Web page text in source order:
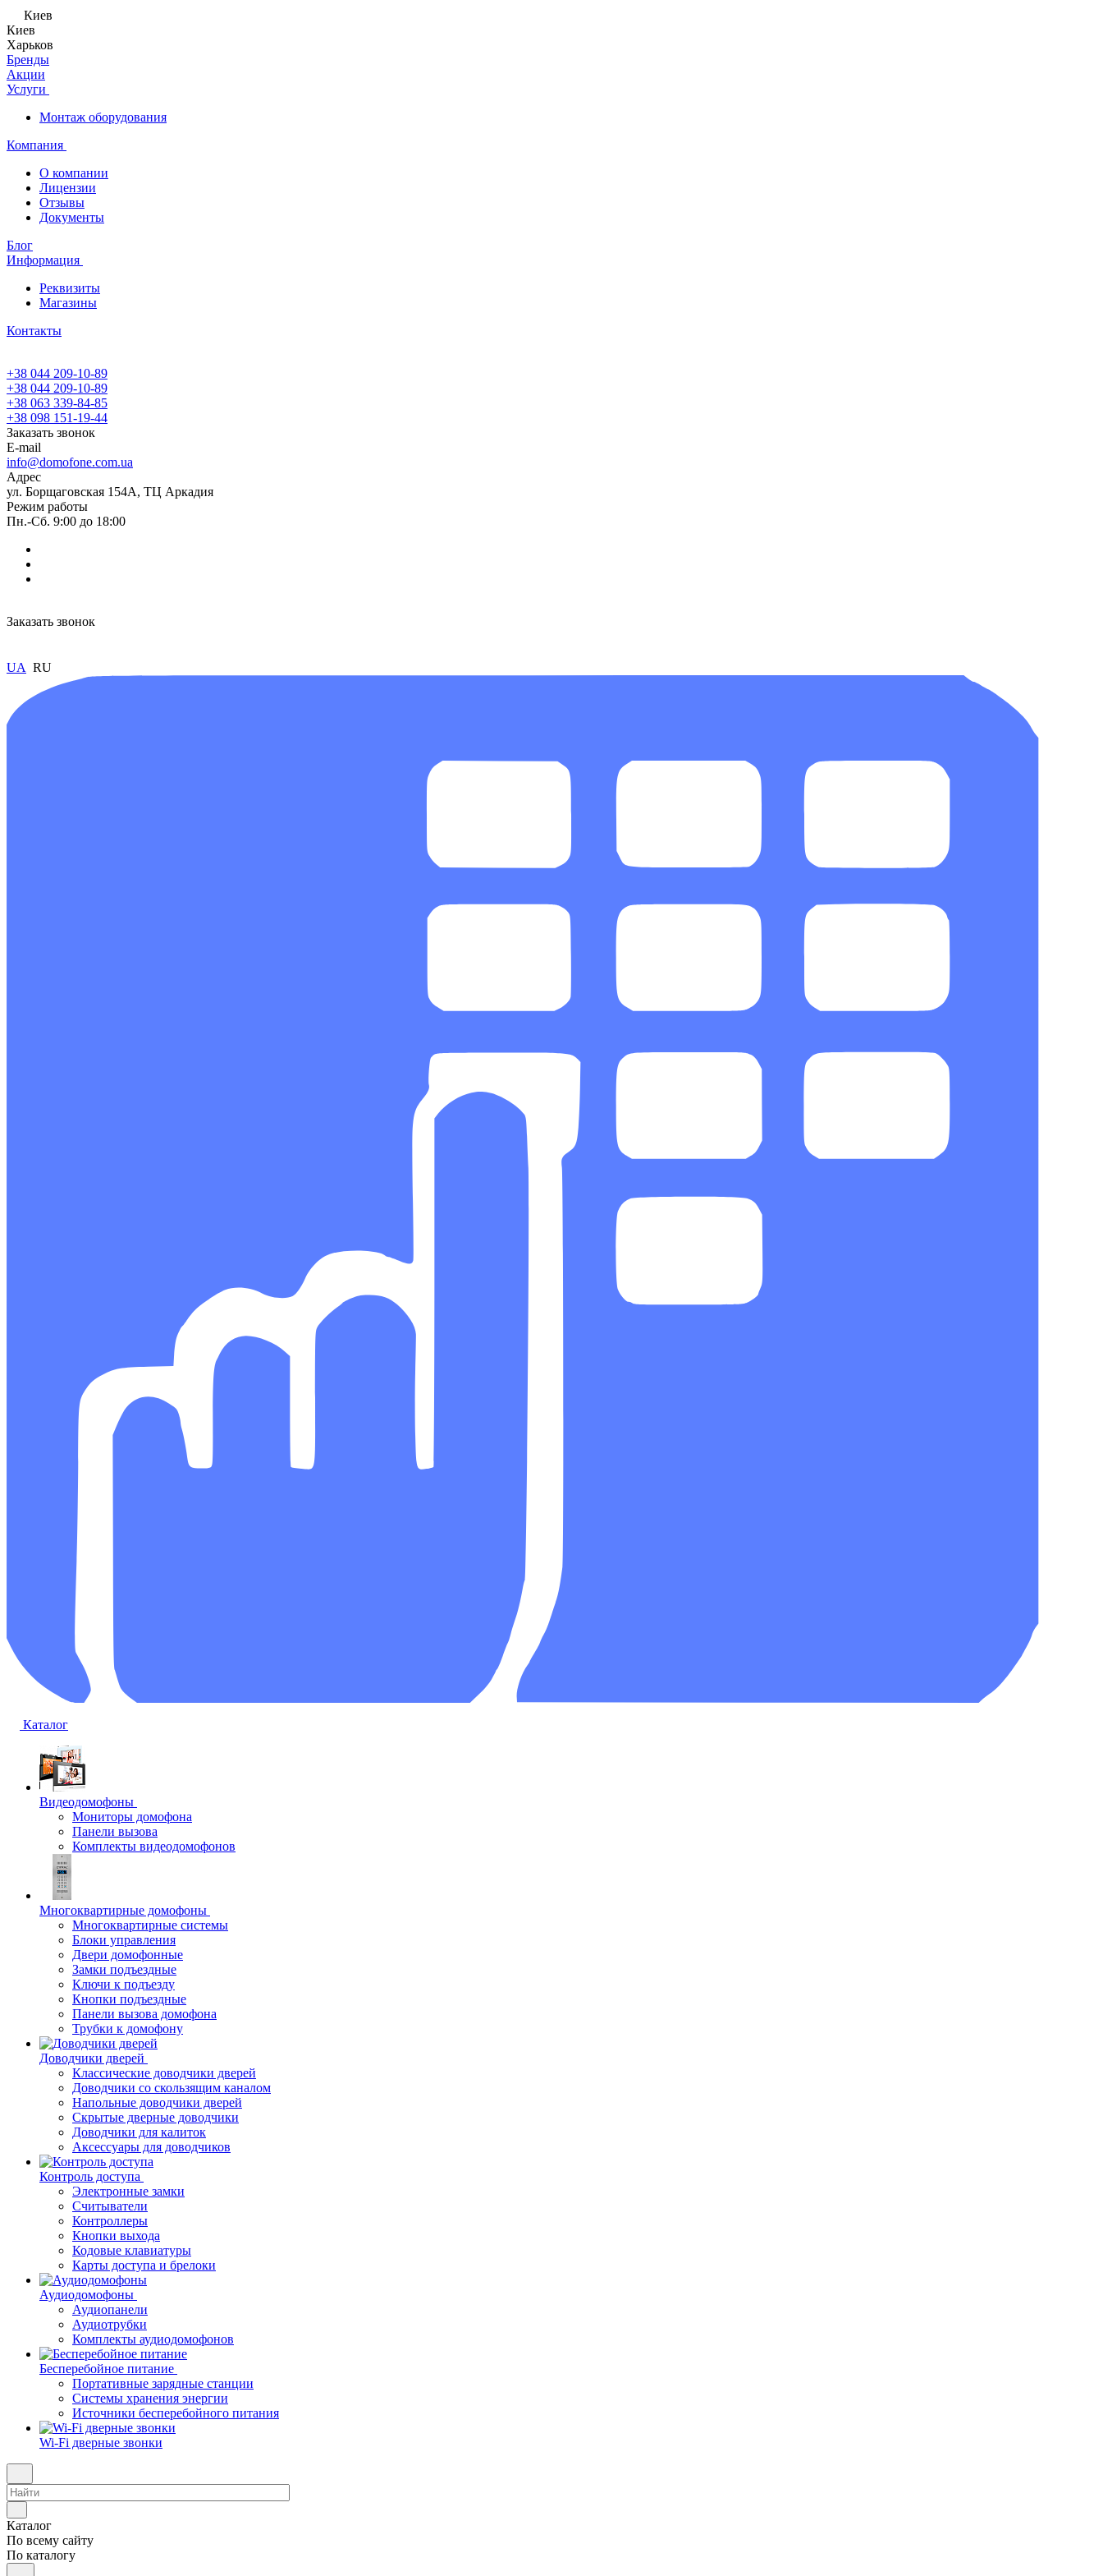
Киев
Киев
Харьков
Бренды
Акции
Услуги
Монтаж оборудования
Компания
О компании
Лицензии
Отзывы
Документы
Блог
Информация
Реквизиты
Магазины
Контакты
+38 044 209-10-89
+38 044 209-10-89
+38 063 339-84-85
+38 098 151-19-44
Заказать звонок
E-mail
info@domofone.com.ua
Адрес
ул. Борщаговская 154А, ТЦ Аркадия
Режим работы
Пн.-Сб. 9:00 до 18:00
Заказать звонок
UA RU
Каталог
Видеодомофоны
Мониторы домофона
Панели вызова
Комплекты видеодомофонов
Многоквартирные домофоны
Многоквартирные системы
Блоки управления
Двери домофонные
Замки подъездные
Ключи к подъезду
Кнопки подъездные
Панели вызова домофона
Трубки к домофону
Доводчики дверей
Классические доводчики дверей
Доводчики со скользящим каналом
Напольные доводчики дверей
Скрытые дверные доводчики
Доводчики для калиток
Аксессуары для доводчиков
Контроль доступа
Электронные замки
Считыватели
Контроллеры
Кнопки выхода
Кодовые клавиатуры
Карты доступа и брелоки
Аудиодомофоны
Аудиопанели
Аудиотрубки
Комплекты аудиодомофонов
Бесперебойное питание
Портативные зарядные станции
Системы хранения энергии
Источники бесперебойного питания
Wi-Fi дверные звонки
Каталог
По всему сайту
По каталогу